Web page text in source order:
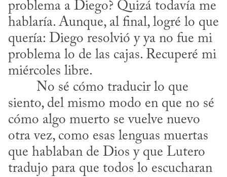
problema a Diego? Quizá todavía me
hablaría. Aunque, al final, logré lo que
quería: Diego resolvió y ya no fue mi
problema lo de las cajas. Recuperé mi
miércoles libre.
siento, del mismo modo en que no sé
cómo algo muerto se vuelve nuevo
otra vez, como esas lenguas muertas
que hablaban de Dios y que Lutero
tradujo para que todos lo escucharan